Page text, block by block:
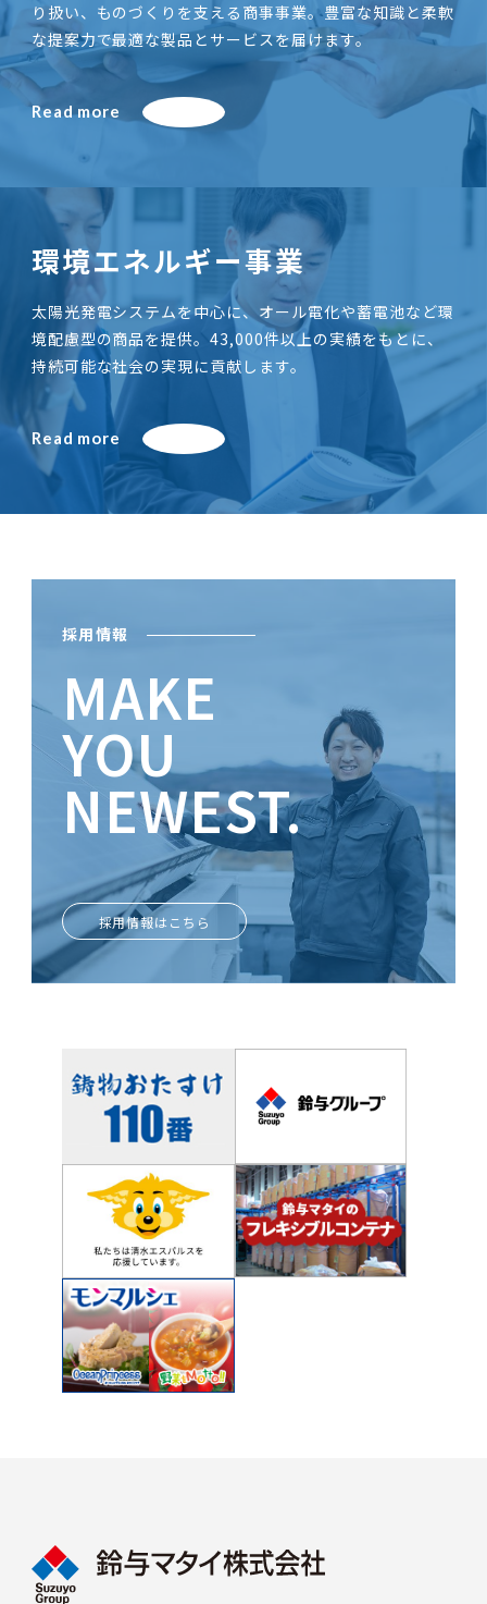
り扱い、ものづくりを支える商事事業。豊富な知識と柔軟
な提案力で最適な製品とサービスを届けます。
Read more
環境エネルギー事業
太陽光発電システムを中心に、オール電化や蓄電池など環
境配慮型の商品を提供。43,000件以上の実績をもとに、
持続可能な社会の実現に貢献します。
Read more
採用情報
MAKE
YOU
NEWEST.
ときめきがあなたを輝かせる
採用情報はこちら